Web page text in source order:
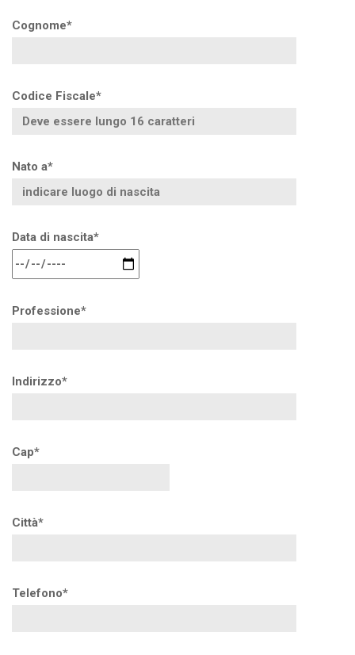
Cognome*
Codice Fiscale*
Nato a*
Data di nascita*
Professione*
Indirizzo*
Cap*
Città*
Telefono*